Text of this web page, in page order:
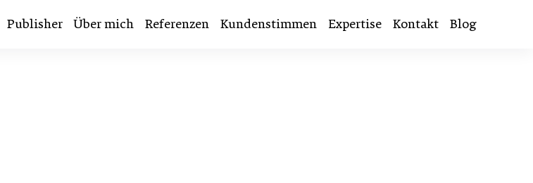
Publisher Über mich Referenzen Kundenstimmen Expertise Kontakt Blog